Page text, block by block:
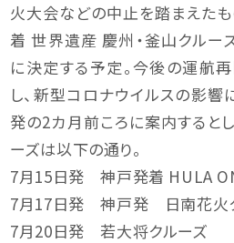
火大会などの中止を踏まえた
着 世界遺産 慶州・釜山クルー
に決定する予定。今後の運航
し、新型コロナウイルスの影
発の2カ月前ころに案内すると
ーズは以下の通り。
7月15日発 神戸発着 HULA
7月17日発 神戸発 日南花火
7月20日発 若大将クルーズ